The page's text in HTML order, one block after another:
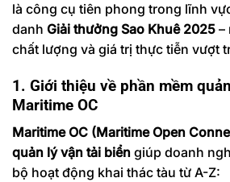
là công cụ tiên phong trong lĩnh
danh Giải thưởng Sao Khuê 2025 –
chất lượng và giá trị thực tiễn vượt
1. Giới thiệu về phần mềm
Maritime OC
Maritime OC (Maritime Open
quản lý vận tải biển giúp doanh
bộ hoạt động khai thác tàu từ A-Z: